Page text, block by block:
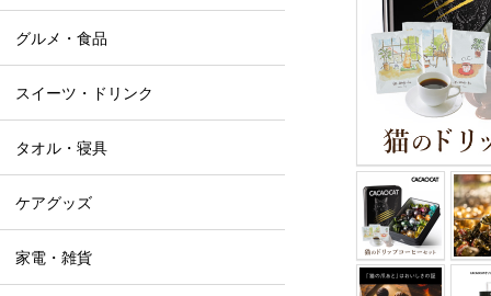
グルメ・食品
スイーツ・ドリンク
タオル・寝具
ケアグッズ
家電・雑貨